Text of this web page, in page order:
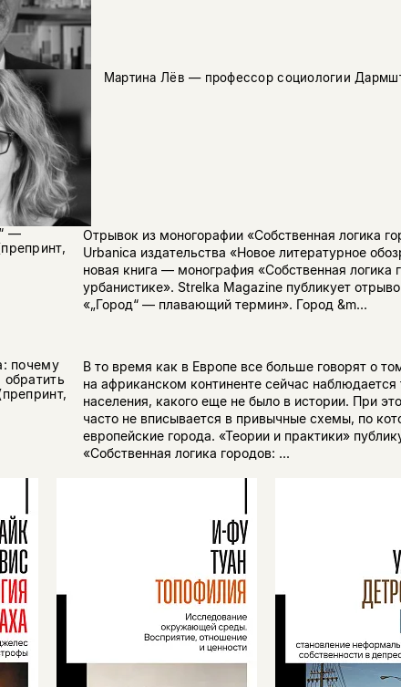
Мартина Лёв — профессор социологии
—
Отрывок из моногорафии «Собственная логика
Urbanica издательства «Новое литературное
новая книга — монография «Собственная
урбанистике». Strelka Magazine публикует
«„Город“ — плавающий термин». Город &m...
почему
В то время как в Европе все больше говорят о
на африканском континенте сейчас наблюдается
населения, какого еще не было в истории. При
часто не вписывается в привычные схемы, по
европейские города. «Теории и практики»
«Собственная логика городов: ...